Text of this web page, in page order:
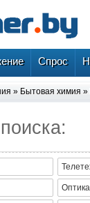
Спрос
» Бытовая химия »
Оптика